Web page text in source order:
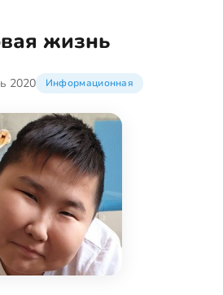
жизнь
2020 Информационная